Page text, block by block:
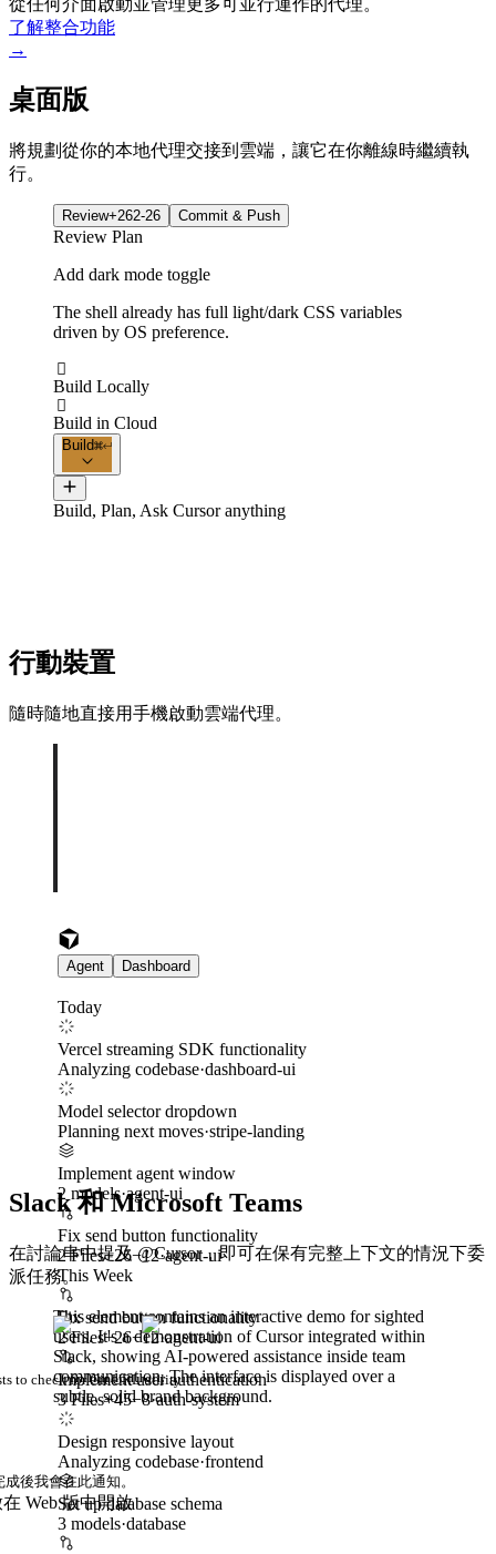
從任何介面啟動並管理更多可並行運作的代理。
了解整合功能
→
桌面版
將規劃從你的本地代理交接到雲端，讓它在你離線時繼續執
行。
Review+262-26 Commit & Push
Review Plan
Add dark mode toggle
The shell already has full light/dark CSS variables
driven by OS preference.

Build Locally

Build in Cloud
Build
Build, Plan, Ask Cursor anything
行動裝置
隨時隨地直接用手機啟動雲端代理。
Agent Dashboard
Today
Vercel streaming SDK functionality
Analyzing codebase·dashboard-ui
Model selector dropdown
Planning next moves·stripe-landing
Implement agent window
2 models·agent-ui
Fix send button functionality
2 Files+26−12·agent-ui
This Week
Fix send button functionality
2 Files+26−12·agent-ui
Implement user authentication
3 Files+45−8·auth-system
Design responsive layout
Analyzing codebase·frontend
Set up database schema
3 models·database
Slack 和 Microsoft Teams
在討論串中提及 @Cursor，即可在保有完整上下文的情況下委
派任務。
This element contains an interactive demo for sighted
users. It's a demonstration of Cursor integrated within
Slack, showing AI-powered assistance inside team
communication. The interface is displayed over a
subtle, solid brand background.
to check for Git URL utility
後我會在此通知。
在 Web 版中開啟